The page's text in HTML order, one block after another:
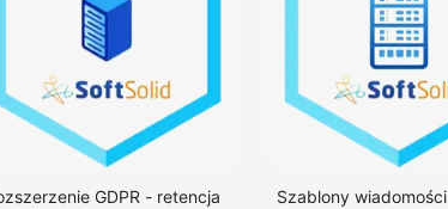
GDPR - retencja
Szablony wiadomości